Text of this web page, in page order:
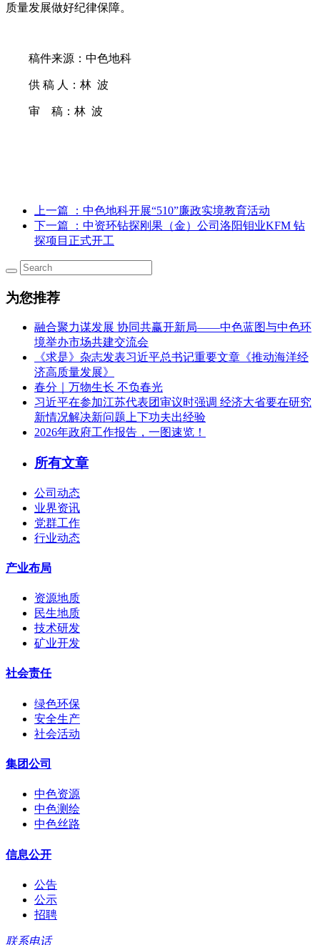
质量发展做好纪律保障。
稿件来源：中色地科
供 稿 人：林 波
审 稿：林 波
上一篇
：中色地科开展“510”廉政实境教育活动
下一篇
：中资环钻探刚果（金）公司洛阳钼业KFM 钻
探项目正式开工
为您推荐
融合聚力谋发展 协同共赢开新局——中色蓝图与中色环
境举办市场共建交流会
《求是》杂志发表习近平总书记重要文章《推动海洋经
济高质量发展》
春分｜万物生长 不负春光
习近平在参加江苏代表团审议时强调 经济大省要在研究
新情况解决新问题上下功夫出经验
2026年政府工作报告，一图速览！
所有文章
公司动态
业界资讯
党群工作
行业动态
产业布局
资源地质
民生地质
技术研发
矿业开发
社会责任
绿色环保
安全生产
社会活动
集团公司
中色资源
中色测绘
中色丝路
信息公开
公告
公示
招聘
联系电话